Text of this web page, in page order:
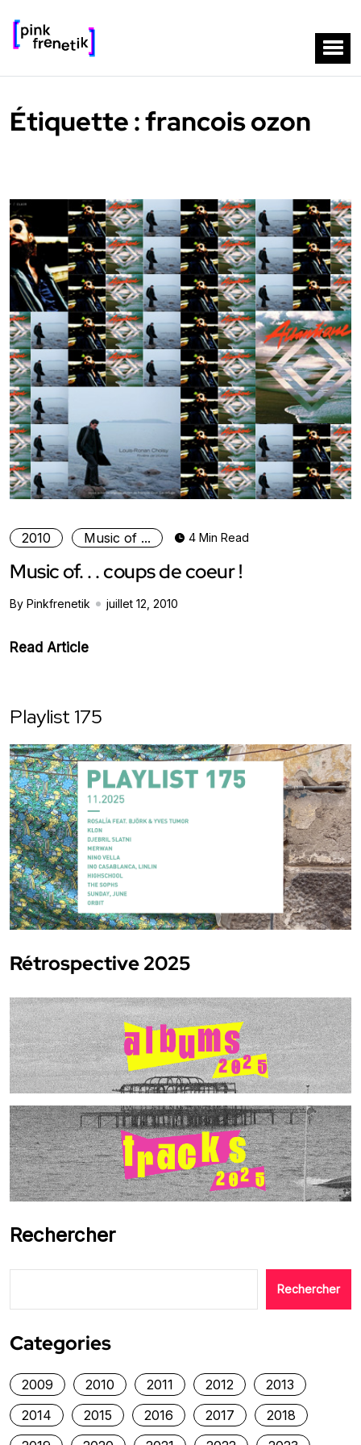
Étiquette :francois ozon
2010 Music of ... 4 Min Read
Music of. . . coups de coeur !
By Pinkfrenetik juillet 12, 2010
Read Article
Playlist 175
Rétrospective 2025
Rechercher
Rechercher
Categories
2009 2010 2011 2012
2013
2014
2015 2016 2017
2018